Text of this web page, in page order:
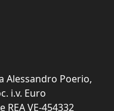
Alessandro Poerio,
i.v. Euro
REA VE-454332